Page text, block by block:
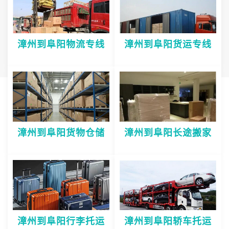
漳州到阜阳物流专线 漳州到阜阳货运专线
漳州到阜阳货物仓储 漳州到阜阳长途搬家
漳州到阜阳行李托运 漳州到阜阳轿车托运